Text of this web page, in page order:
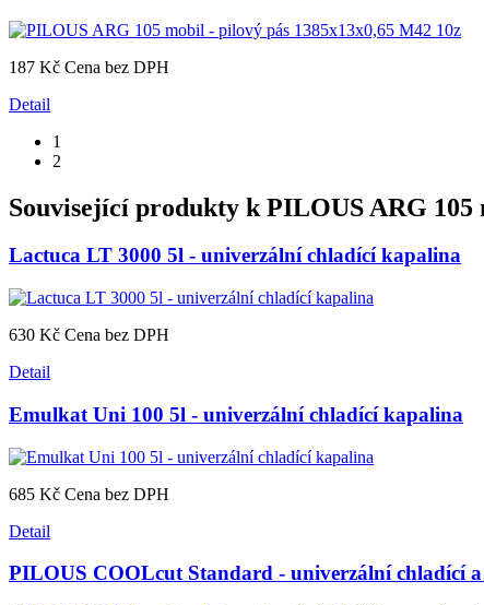
187 Kč Cena bez DPH
Detail
1
2
Související produkty k PILOUS ARG 105
Lactuca LT 3000 5l - univerzální chladící kapalina
630 Kč Cena bez DPH
Detail
Emulkat Uni 100 5l - univerzální chladící kapalina
685 Kč Cena bez DPH
Detail
PILOUS COOLcut Standard - univerzální chladící a